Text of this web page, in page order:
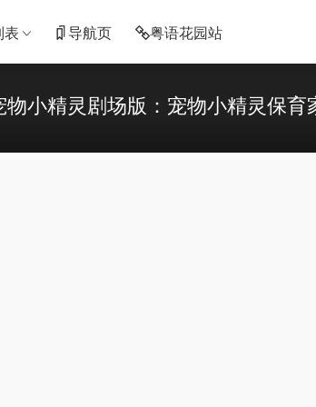
表 导航页 粤语花园站
小精灵剧场版：宠物小精灵保育